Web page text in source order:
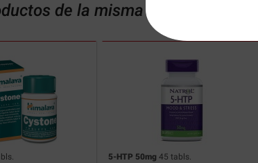
de la misma categoría
5-HTP 50mg 45 tabls.